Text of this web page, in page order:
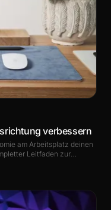
verbessern
am Arbeitsplatz deinen
Leitfaden zur